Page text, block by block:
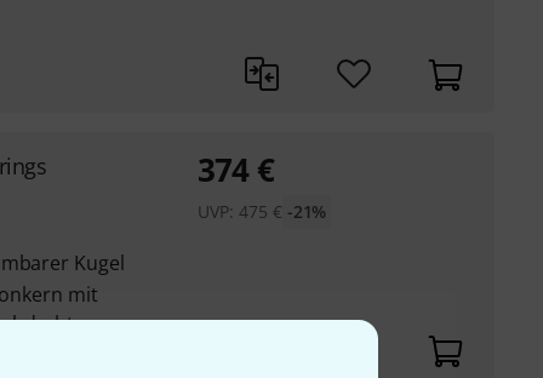
Kugel
mit
374 €
UVP:475 € -21%